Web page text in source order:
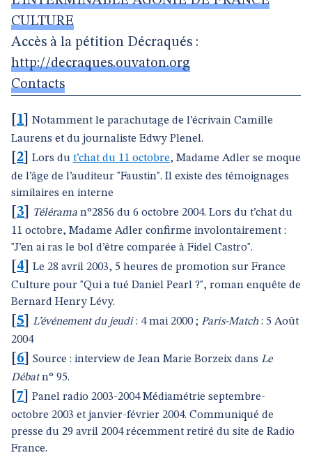
CULTURE
Accès à la pétition Décraqués :
http://decraques.ouvaton.org
Contacts
1
Notamment le parachutage de l’écrivain Camille
Laurens et du journaliste Edwy Plenel.
2 Lors du t’chat du 11 octobre, Madame Adler se moque
de l’âge de l’auditeur "Faustin". Il existe des témoignages
similaires en interne
3 Télérama n°2856 du 6 octobre 2004. Lors du t’chat du
11 octobre, Madame Adler confirme involontairement :
"J’en ai ras le bol d’être comparée à Fidel Castro".
4
Le 28 avril 2003, 5 heures de promotion sur France
Culture pour "Qui a tué Daniel Pearl ?", roman enquête de
Bernard Henry Lévy.
5 L’événement du jeudi: 4 mai 2000 ; Paris-Match : 5 Août
2004
6 Source : interview de Jean Marie Borzeix dans Le
Débatn° 95.
7
Panel radio 2003-2004 Médiamétrie septembre-
octobre 2003 et janvier-février 2004. Communiqué de
presse du 29 avril 2004 récemment retiré du site de Radio
France.